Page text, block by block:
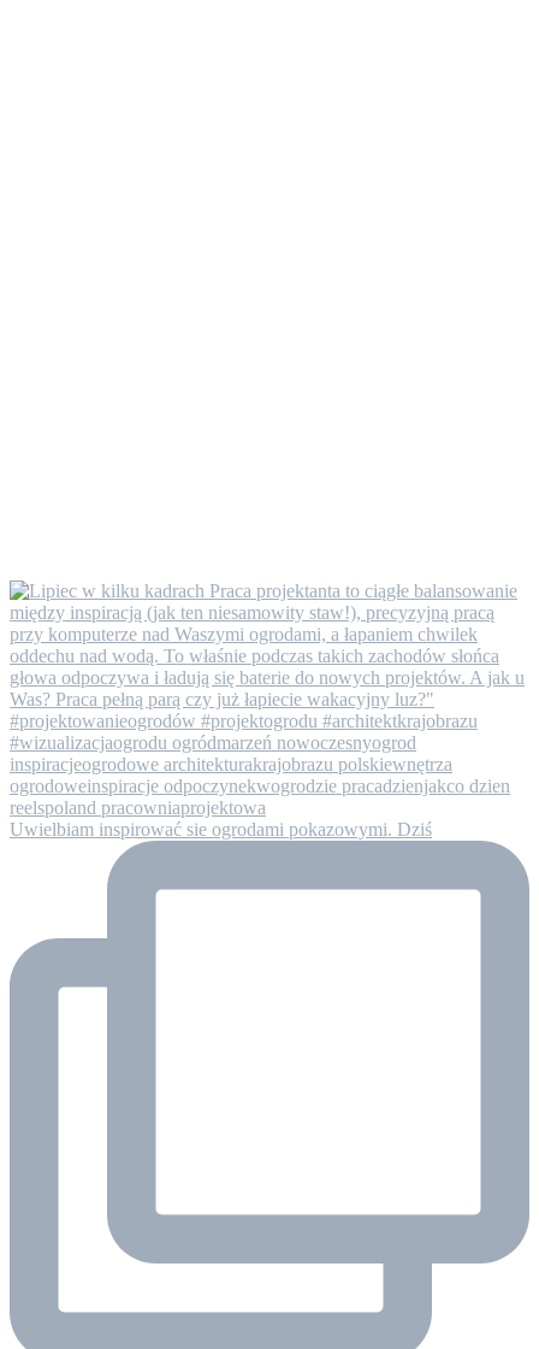
Uwielbiam inspirować sie ogrodami pokazowymi. Dziś